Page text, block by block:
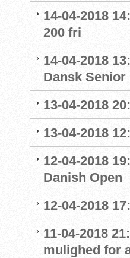
14-04-2018
200 fri
14-04-2018
Dansk Senior
13-04-2018
13-04-2018
12-04-2018
Danish Open
12-04-2018
11-04-2018
mulighed for